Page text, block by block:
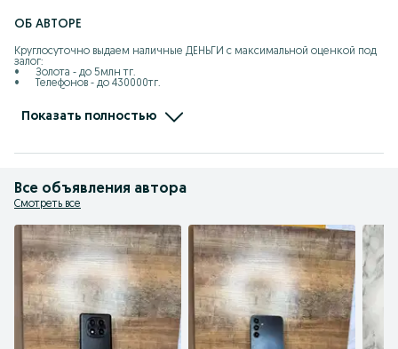
ОБ АВТОРЕ
Круглосуточно выдаем наличные ДЕНЬГИ с максимальной оценкой под
залог:
•	Золота - до 5млн тг.
•	Телефонов - до 430000тг.
•	Займ без скрытых комиссии
•	Перерасчет, % по факту (1 день)
•       Частичное погашение
Звоните, приходите, работаем 24/7
«ДОРОГО ЦЕНИМ, БЕРЕЖНО ХРАНИМ»
Показать полностью
Все объявления автора
Смотреть все